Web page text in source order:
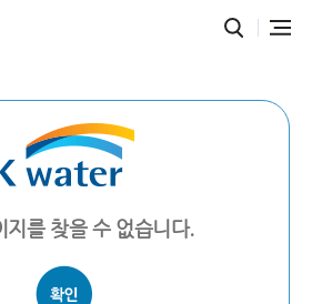
지를 찾을 수 없습니다.